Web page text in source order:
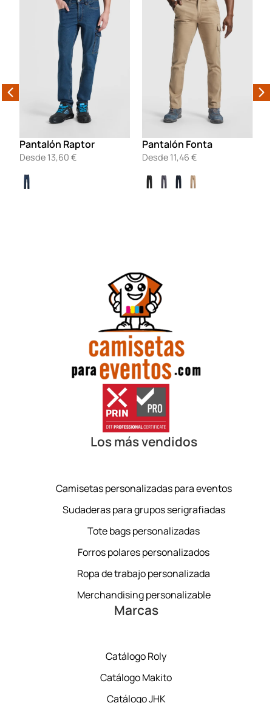
Pantalón Raptor
Desde 13,60 €
Pantalón Fonta
Desde 11,46 €
Los más vendidos
Camisetas personalizadas para eventos
Sudaderas para grupos serigrafiadas
Tote bags personalizadas
Forros polares personalizados
Ropa de trabajo personalizada
Merchandising personalizable
Marcas
Catálogo Roly
Catálogo Makito
Catálogo JHK